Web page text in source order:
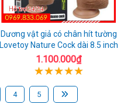
Dương vật giả có chân hít tường
Lovetoy Nature Cock dài 8.5 inch
1.100.000₫
4 5